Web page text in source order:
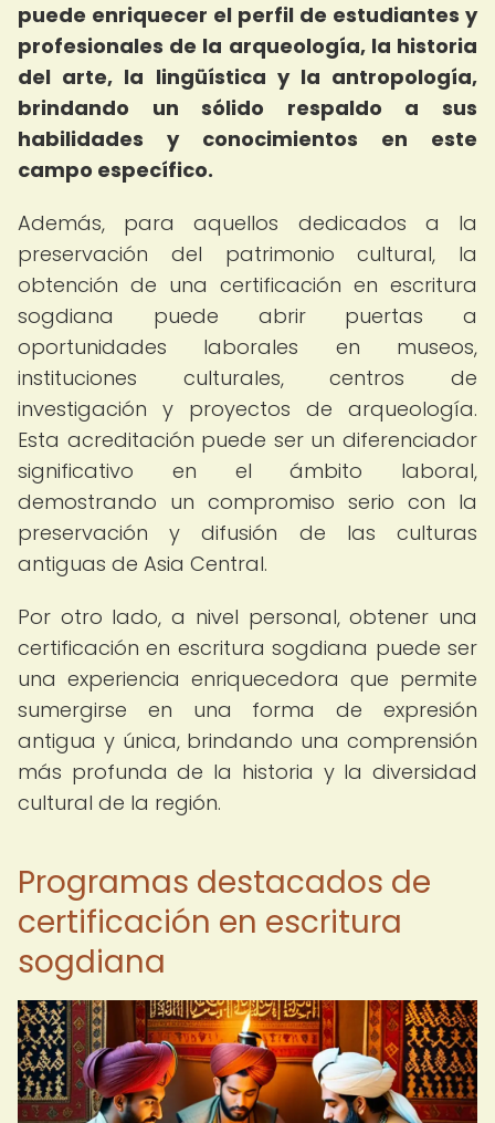
puede enriquecer el perfil de estudiantes y
profesionales de la arqueología, la historia
del arte, la lingüística y la antropología,
brindando un sólido respaldo a sus
habilidades y conocimientos en este
campo específico.
Además, para aquellos dedicados a la
preservación del patrimonio cultural, la
obtención de una certificación en escritura
sogdiana puede abrir puertas a
oportunidades laborales en museos,
instituciones culturales, centros de
investigación y proyectos de arqueología.
Esta acreditación puede ser un diferenciador
significativo en el ámbito laboral,
demostrando un compromiso serio con la
preservación y difusión de las culturas
antiguas de Asia Central.
Por otro lado, a nivel personal, obtener una
certificación en escritura sogdiana puede ser
una experiencia enriquecedora que permite
sumergirse en una forma de expresión
antigua y única, brindando una comprensión
más profunda de la historia y la diversidad
cultural de la región.
Programas destacados de
certificación en escritura
sogdiana